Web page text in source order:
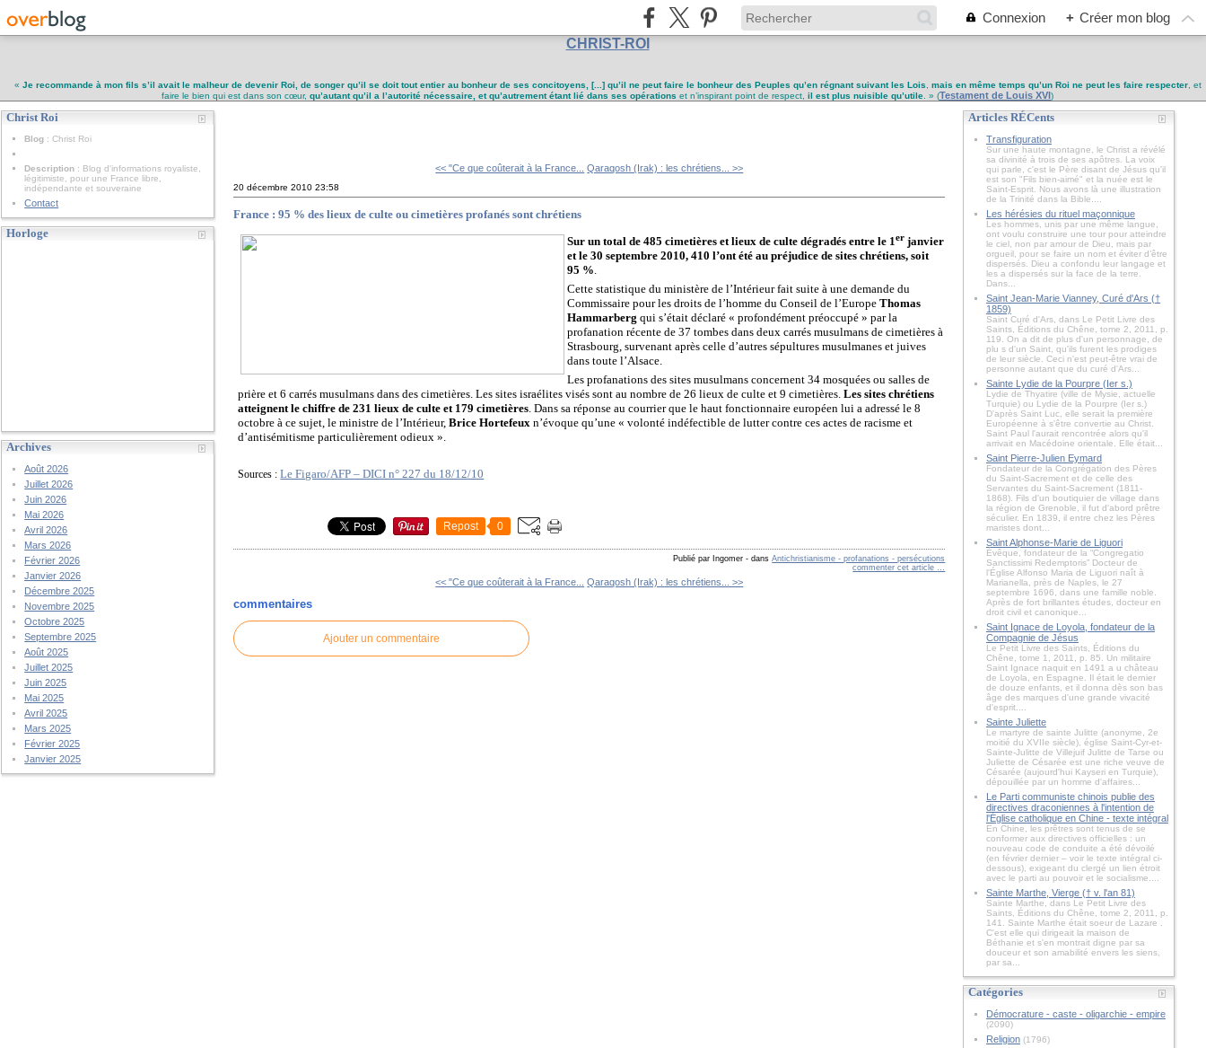
Connexion + Créer mon blog
CHRIST-ROI
« Je recommande à mon fils s’il avait le malheur de devenir Roi, de songer qu’il se doit tout entier au bonheur de ses concitoyens, [...] qu’il ne peut faire le bonheur des Peuples qu’en régnant suivant les Lois mais en même temps qu’un Roi ne peut les faire respecter, et
faire le bien qui est dans son cœur, qu’autant qu’il a l’autorité nécessaire, et qu’autrement étant lié dans ses opérations et n’inspirant point de respect, il est plus nuisible qu’utile . » (Testament de Louis XVI)
Christ Roi
Blog : Christ Roi
Description : Blog d'informations royaliste,
légitimiste, pour une France libre,
indépendante et souveraine
Contact
Horloge
Archives
Août 2026
Juillet 2026
Juin 2026
Mai 2026
Avril 2026
Mars 2026
Février 2026
Janvier 2026
Décembre 2025
Novembre 2025
Octobre 2025
Septembre 2025
Août 2025
Juillet 2025
Juin 2025
Mai 2025
Avril 2025
Mars 2025
Février 2025
Janvier 2025
<< "Ce que coûterait à la France... Qaraqosh (Irak) : les chrétiens... >>
20 décembre 2010 23:58
France : 95 % des lieux de culte ou cimetières profanés sont chrétiens
Sur un total de 485 cimetières et lieux de culte dégradés entre le 1er janvier
et le 30 septembre 2010, 410 l’ont été au préjudice de sites chrétiens, soit
95 %.
Cette statistique du ministère de l’Intérieur fait suite à une demande du
Commissaire pour les droits de l’homme du Conseil de l’EuropeThomas
Hammarberg qui s’était déclaré « profondément préoccupé » par la
profanation récente de 37 tombes dans deux carrés musulmans de cimetières à
Strasbourg, survenant après celle d’autres sépultures musulmanes et juives
dans toute l’Alsace.
Les profanations des sites musulmans concernent 34 mosquées ou salles de
prière et 6 carrés musulmans dans des cimetières. Les sites israélites visés sont au nombre de 26 lieux de culte et 9 cimetières.Les sites chrétiens
atteignent le chiffre de 231 lieux de culte et 179 cimetières. Dans sa réponse au courrier que le haut fonctionnaire européen lui a adressé le 8
octobre à ce sujet, le ministre de l’Intérieur,Brice Hortefeux n’évoque qu’une « volonté indéfectible de lutter contre ces actes de racisme et
d’antisémitisme particulièrement odieux ».
Sources :Le Figaro/AFP – DICI n° 227 du 18/12/10
Repost 0
Publié par Ingomer - dansAntichristianisme - profanations - persécutions
commenter cet article …
<< "Ce que coûterait à la France... Qaraqosh (Irak) : les chrétiens... >>
commentaires
Ajouter un commentaire
Articles RÉCents
Transfiguration
Sur une haute montagne, le Christ a révélé
sa divinité à trois de ses apôtres. La voix
qui parle, c'est le Père disant de Jésus qu'il
est son "Fils bien-aimé" et la nuée est le
Saint-Esprit. Nous avons là une illustration
de la Trinité dans la Bible....
Les hérésies du rituel maçonnique
Les hommes, unis par une même langue,
ont voulu construire une tour pour atteindre
le ciel, non par amour de Dieu, mais par
orgueil, pour se faire un nom et éviter d’être
dispersés. Dieu a confondu leur langage et
les a dispersés sur la face de la terre.
Dans...
Saint Jean-Marie Vianney, Curé d'Ars (†
1859)
Saint Curé d'Ars, dans Le Petit Livre des
Saints, Éditions du Chêne, tome 2, 2011, p.
119. On a dit de plus d'un personnage, de
plu s d'un Saint, qu'ils furent les prodiges
de leur siècle. Ceci n'est peut-être vrai de
personne autant que du curé d'Ars...
Sainte Lydie de la Pourpre (Ier s.)
Lydie de Thyatire (ville de Mysie, actuelle
Turquie) ou Lydie de la Pourpre (Ier s.)
D'après Saint Luc, elle serait la première
Européenne à s'être convertie au Christ.
Saint Paul l'aurait rencontrée alors qu'il
arrivait en Macédoine orientale. Elle était...
Saint Pierre-Julien Eymard
Fondateur de la Congrégation des Pères
du Saint-Sacrement et de celle des
Servantes du Saint-Sacrement (1811-
1868). Fils d'un boutiquier de village dans
la région de Grenoble, il fut d'abord prêtre
séculier. En 1839, il entre chez les Pères
maristes dont...
Saint Alphonse-Marie de Liguori
Évêque, fondateur de la “Congregatio
Sanctissimi Redemptoris” Docteur de
l'Église Alfonso Maria de Liguori naît à
Marianella, près de Naples, le 27
septembre 1696, dans une famille noble.
Après de fort brillantes études, docteur en
droit civil et canonique...
Saint Ignace de Loyola, fondateur de la
Compagnie de Jésus
Le Petit Livre des Saints, Éditions du
Chêne, tome 1, 2011, p. 85. Un militaire
Saint Ignace naquit en 1491 a u château
de Loyola, en Espagne. Il était le dernier
de douze enfants, et il donna dès son bas
âge des marques d'une grande vivacité
d'esprit....
Sainte Juliette
Le martyre de sainte Julitte (anonyme, 2e
moitié du XVIIe siècle), église Saint-Cyr-et-
Sainte-Julitte de Villejuif Julitte de Tarse ou
Juliette de Césarée est une riche veuve de
Césarée (aujourd'hui Kayseri en Turquie),
dépouillée par un homme d'affaires...
Le Parti communiste chinois publie des
directives draconiennes à l'intention de
l'Église catholique en Chine - texte intégral
En Chine, les prêtres sont tenus de se
conformer aux directives officielles : un
nouveau code de conduite a été dévoilé
(en février dernier – voir le texte intégral ci-
dessous), exigeant du clergé un lien étroit
avec le parti au pouvoir et le socialisme....
Sainte Marthe, Vierge († v. l'an 81)
Sainte Marthe, dans Le Petit Livre des
Saints, Éditions du Chêne, tome 2, 2011, p.
141. Sainte Marthe était soeur de Lazare .
C'est elle qui dirigeait la maison de
Béthanie et s'en montrait digne par sa
douceur et son amabilité envers les siens,
par sa...
Catégories
Démocrature - caste - oligarchie - empire
(2090)
Religion(1796)